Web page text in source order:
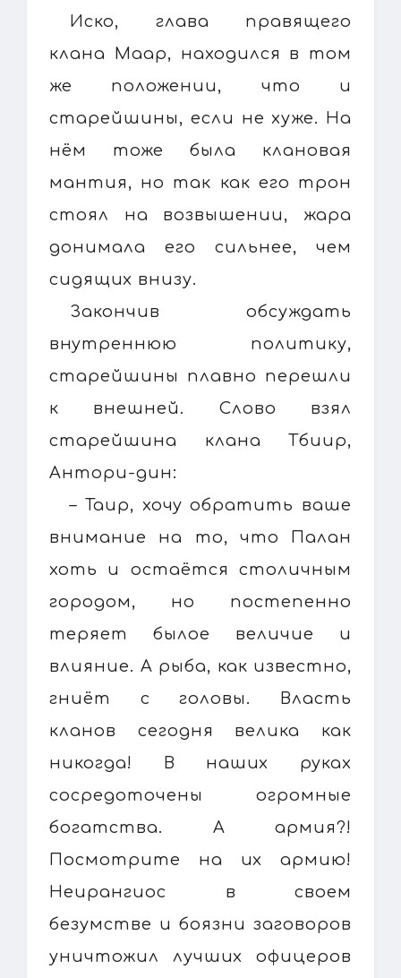
Иско, глава правящего
клана Маар, находился в том
же положении, что и
старейшины, если не хуже. На
нём тоже была клановая
мантия, но так как его трон
стоял на возвышении, жара
донимала его сильнее, чем
сидящих внизу.
Закончив обсуждать
внутреннюю политику,
старейшины плавно перешли
к внешней. Слово взял
старейшина клана Тбиир,
Антори-дин:
– Таир, хочу обратить ваше
внимание на то, что Палан
хоть и остаётся столичным
городом, но постепенно
теряет былое величие и
влияние. А рыба, как известно,
гниёт с головы. Власть
кланов сегодня велика как
никогда! В наших руках
сосредоточены огромные
богатства. А армия?!
Посмотрите на их армию!
Неирангиос в своем
безумстве и боязни заговоров
уничтожил лучших офицеров